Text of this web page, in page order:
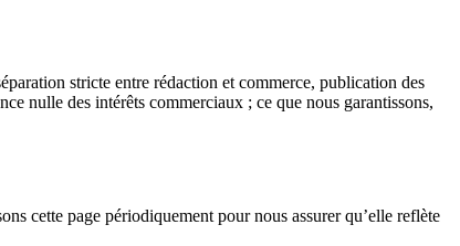
stricte entre rédaction et commerce, publication des
nulle des intérêts commerciaux ; ce que nous garantissons,
cette page périodiquement pour nous assurer qu’elle reflète